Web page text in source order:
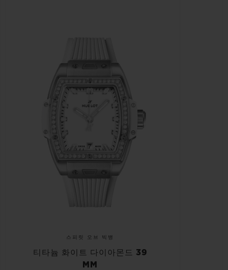
스피릿 오브 빅뱅
티타늄 화이트 다이아몬드 39
MM